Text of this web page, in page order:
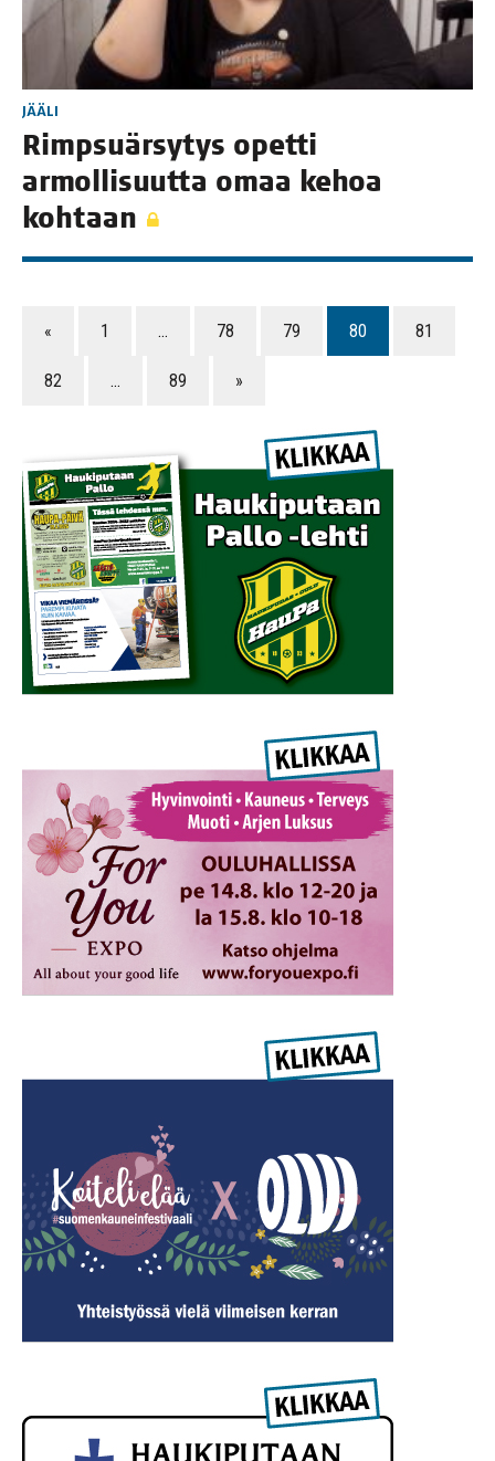
JÄÄLI
Rimp­su­är­sy­tys opet­ti
armol­li­suut­ta omaa kehoa
kohtaan
« 1 … 78 79 80 81
82 … 89 »